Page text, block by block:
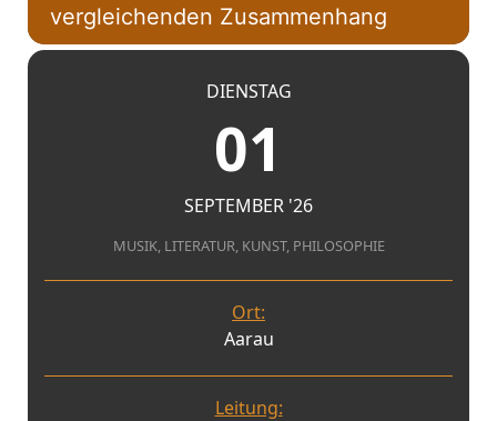
vergleichenden Zusammenhang
DIENSTAG
01
SEPTEMBER '26
MUSIK, LITERATUR, KUNST, PHILOSOPHIE
Ort:
Aarau
Leitung: